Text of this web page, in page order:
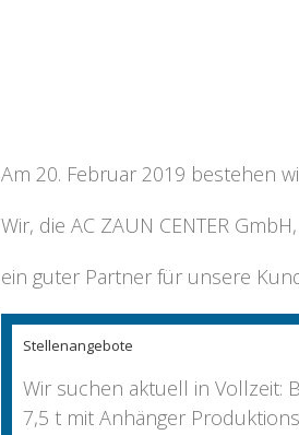
Am 20. Februar 2019 bestehen
Wir, die AC ZAUN CENTER
ein guter Partner für unsere
Stellenangebote
Wir suchen aktuell in Vollzeit:
7,5 t mit Anhänger